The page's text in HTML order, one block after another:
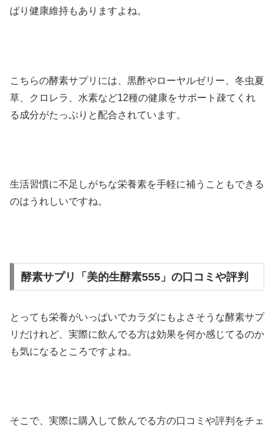
ぱり健康維持もありますよね。
こちらの酵素サプリには、黒酢やローヤルゼリー、冬虫夏
草、クロレラ、水素など12種の健康をサポート疎てくれ
る成分がたっぷりと配合されています。
生活習慣に不足しがちな栄養素を手軽に補うこともできる
のはうれしいですね。
酵素サプリ「美的生酵素555」の口コミや評判
とっても栄養がいっぱいでカラダにもよさそうな酵素サプ
リだけれど、実際に飲んでる方は効果を何か感じてるのか
も気になるところですよね。
そこで、実際に購入して飲んでる方の口コミや評判をチェ